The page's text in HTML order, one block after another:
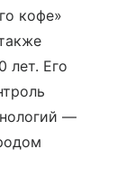
кофе»
лет. Его
—